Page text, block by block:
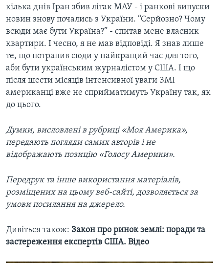
кілька днів Іран збив літак МАУ - і ранкові випуски
новин знову почались з України. “Серйозно? Чому
всюди має бути Україна?” - спитав мене власник
квартири. І чесно, я не мав відповіді. Я знав лише
те, що потрапив сюди у найкращий час для того,
аби бути українським журналістом у США. І що
після шести місяців інтенсивної уваги ЗМІ
американці вже не сприйматимуть Україну так, як
до цього.
Думки, висловлені в рубриці «Моя Америка»,
передають погляди самих авторів і не
відображають позицію «Голосу Америки».
Передрук та інше використання матеріалів,
розміщених на цьому веб-сайті, дозволяється за
умови посилання на джерело.
Дивіться також: Закон про ринок землі: поради та
застереження експертів США. Відео